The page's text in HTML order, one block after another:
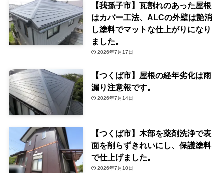
【我孫子市】瓦割れのあった屋根
はカバー工法、ALCの外壁は艶消
し塗料でマットな仕上がりになり
ました。
2026年7月17日
【つくば市】屋根の経年劣化は雨
漏り注意報です。
2026年7月14日
【つくば市】木部を薬剤洗浄で表
面を削らずきれいにし、保護塗料
で仕上げました。
2026年7月10日